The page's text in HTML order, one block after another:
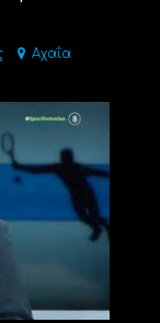
Αχαΐα